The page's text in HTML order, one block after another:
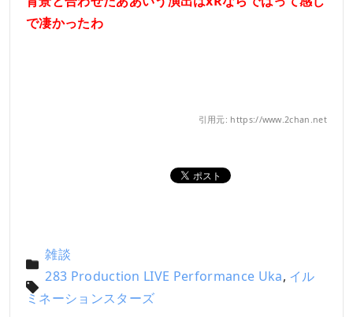
で凄かったわ
引用元: https://www.2chan.net
雑談
283 Production LIVE Performance Uka, イル
ミネーションスターズ